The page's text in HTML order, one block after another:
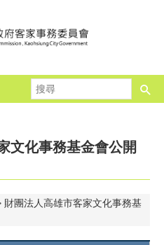
尋
文化事務基金會公開
財團法人高雄市客家文化事務基